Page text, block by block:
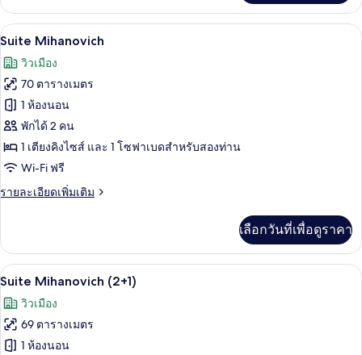
เกี่ยว
กับ
Casa
Suite
(2+1)
เปิด
ภาพถ่าย
ทั้งหมด
ของ
Suite
Mihanovich
สมาร์ททีวี 42 นิ้ว พร้อมช่องเคเบิล,
15
Suite Mihanovich
วิวเมือง
70 ตารางเมตร
1 ห้องนอน
พักได้ 2 คน
1 เตียงคิงไซส์ และ 1 โซฟาเบดสำหรับสองท่าน
Wi-Fi ฟรี
รายละเอียดเพิ่มเติม
ราย
เกี่ยว
กับ
Suite
เลือกวันที่เพื่อดูราคา
เปิด
ภาพถ่าย
ทั้งหมด
ของ
สมาร์ททีวี 42 นิ้ว พร้อมช่องเคเบิล,
15
Suite Mihanovich (2+1)
วิวเมือง
69 ตารางเมตร
1 ห้องนอน